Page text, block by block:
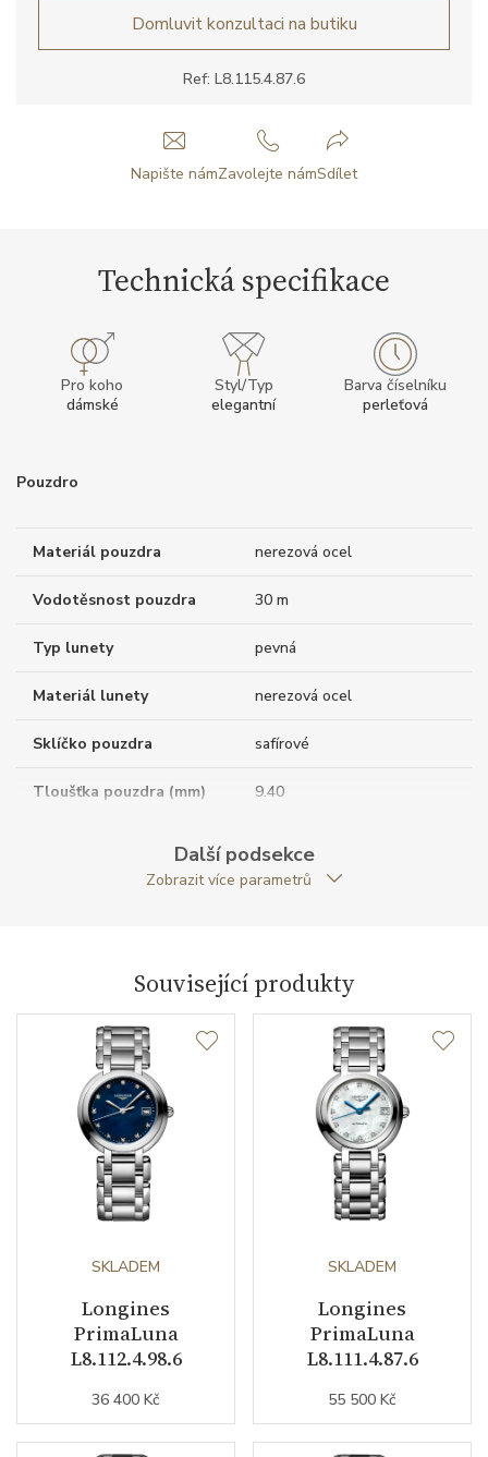
Ref: L8.115.4.87.6
Domluvit konzultaci na butiku
Napište námZavolejte námSdílet
Technická specifikace
Pro koho
dámské
Styl/Typ
elegantní
Barva číselníku
perleťová
Pouzdro
Materiál pouzdra nerezová ocel
Vodotěsnost pouzdra 30 m
Typ lunety pevná
Materiál lunety nerezová ocel
Sklíčko pouzdra safírové
Tloušťka pouzdra (mm) 9.40
Antireflexní sklíčko ANO
Materiál korunky nerezová ocel
Průměr pouzdra (mm)
Typ strojku L296 quartz Longines
Kalibr strojku
Datumovka
Sekundová ručka
Další podsekce
Zobrazit více parametrů
Související produkty
SKLADEM
Longines
PrimaLuna
L8.112.4.98.6
36 400 Kč
SKLADEM
Longines
PrimaLuna
L8.111.4.87.6
55 500 Kč